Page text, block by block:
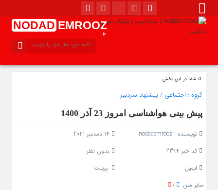
NODAD EMROOZ
.ir
کد شما در این بخش
گروه : اجتماعی /پیشنهاد سردبیر
پیش بینی هواشناسی امروز 23 آذر 1400
نویسنده : nodademrooz
کد خبر 2394
بدون نظر
ایمیل
پرینت
سایز متن
/